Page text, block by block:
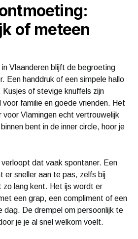
of meteen
Vlaanderen blijft de begroeting
Een handdruk of een simpele hallo
of stevige knuffels zijn
familie en goede vrienden. Het
voor Vlamingen echt vertrouwelijk
bent in de inner circle, hoor je
verloopt dat vaak spontaner. Een
er sneller aan te pas, zelfs bij
zo lang kent. Het ijs wordt er
een grap, een compliment of een
dag. De drempel om persoonlijk te
je je al snel welkom voelt.